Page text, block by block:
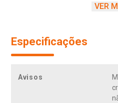
propriedades antioxidantes e
sensação.
VER
Especificações
Avisos